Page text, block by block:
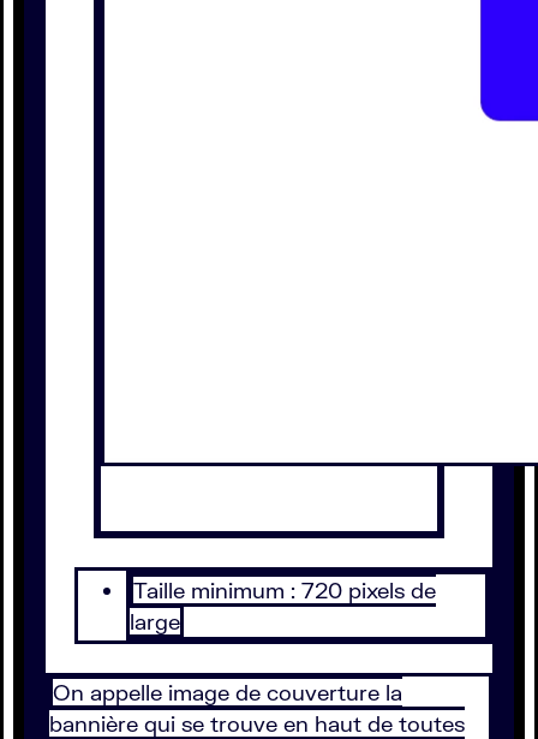
Taille minimum : 720 pixels de
large
On appelle image de couverture la
bannière qui se trouve en haut de toutes